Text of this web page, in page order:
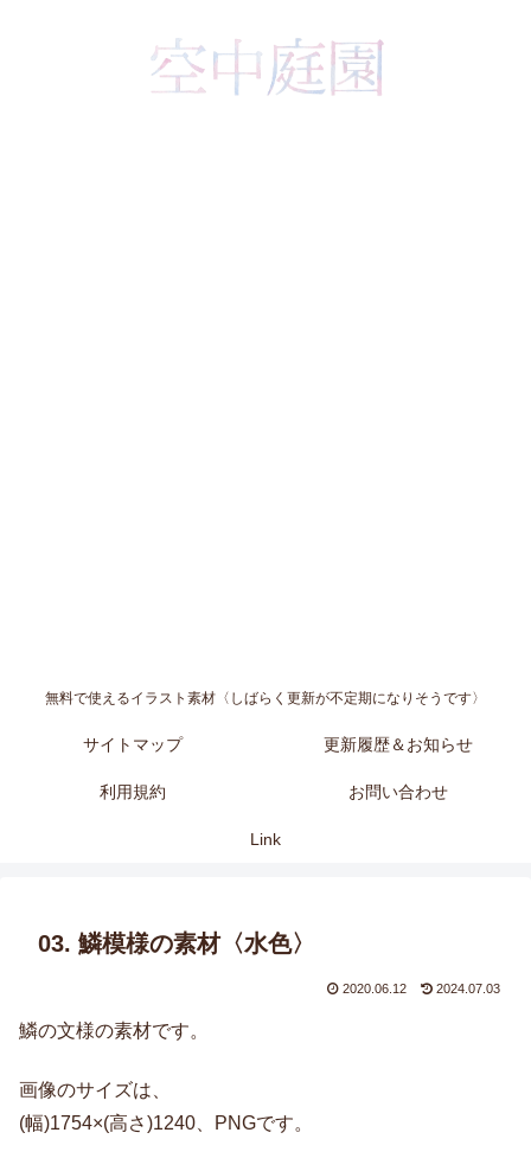
無料で使えるイラスト素材〈しばらく更新が不定期になりそうです〉
サイトマップ 更新履歴＆お知らせ
利用規約 お問い合わせ
Link
03. 鱗模様の素材〈水色〉
2020.06.12 2024.07.03
鱗の文様の素材です。
画像のサイズは、
(幅)1754×(高さ)1240、PNGです。